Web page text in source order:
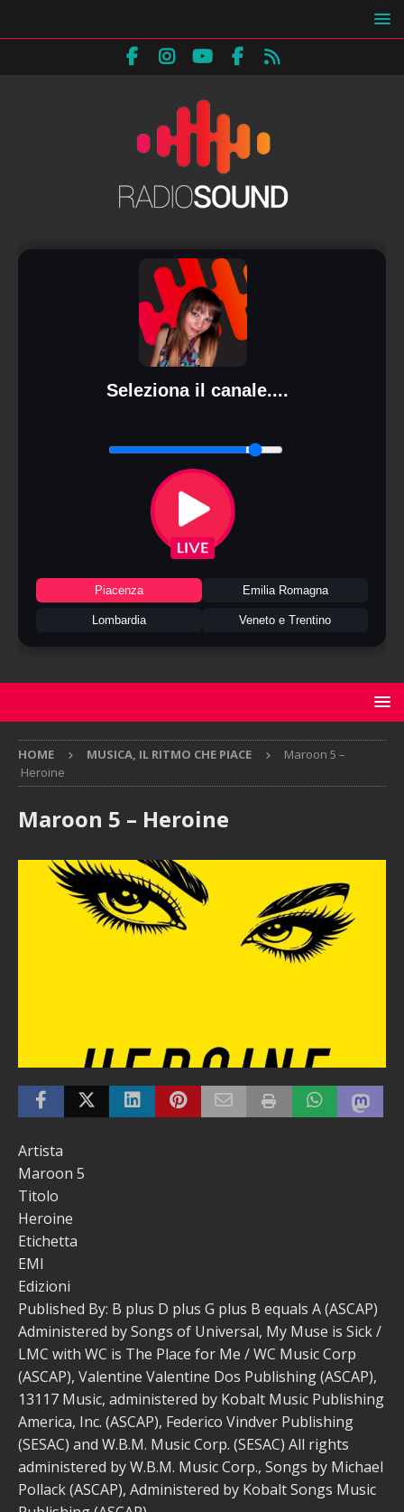
Seleziona il canale....
Piacenza Emilia Romagna
Lombardia Veneto e Trentino
HOME MUSICA, IL RITMO CHE PIACE
Maroon 5 –
Heroine
Maroon 5 – Heroine
Artista
Maroon 5
Titolo
Heroine
Etichetta
EMI
Edizioni
Published By: B plus D plus G plus B equals A (ASCAP)
Administered by Songs of Universal, My Muse is Sick /
LMC with WC is The Place for Me / WC Music Corp
(ASCAP), Valentine Valentine Dos Publishing (ASCAP),
13117 Music, administered by Kobalt Music Publishing
America, Inc. (ASCAP), Federico Vindver Publishing
(SESAC) and W.B.M. Music Corp. (SESAC) All rights
administered by W.B.M. Music Corp., Songs by Michael
Pollack (ASCAP), Administered by Kobalt Songs Music